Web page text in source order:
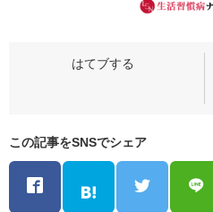
この記事をSNSでシェア